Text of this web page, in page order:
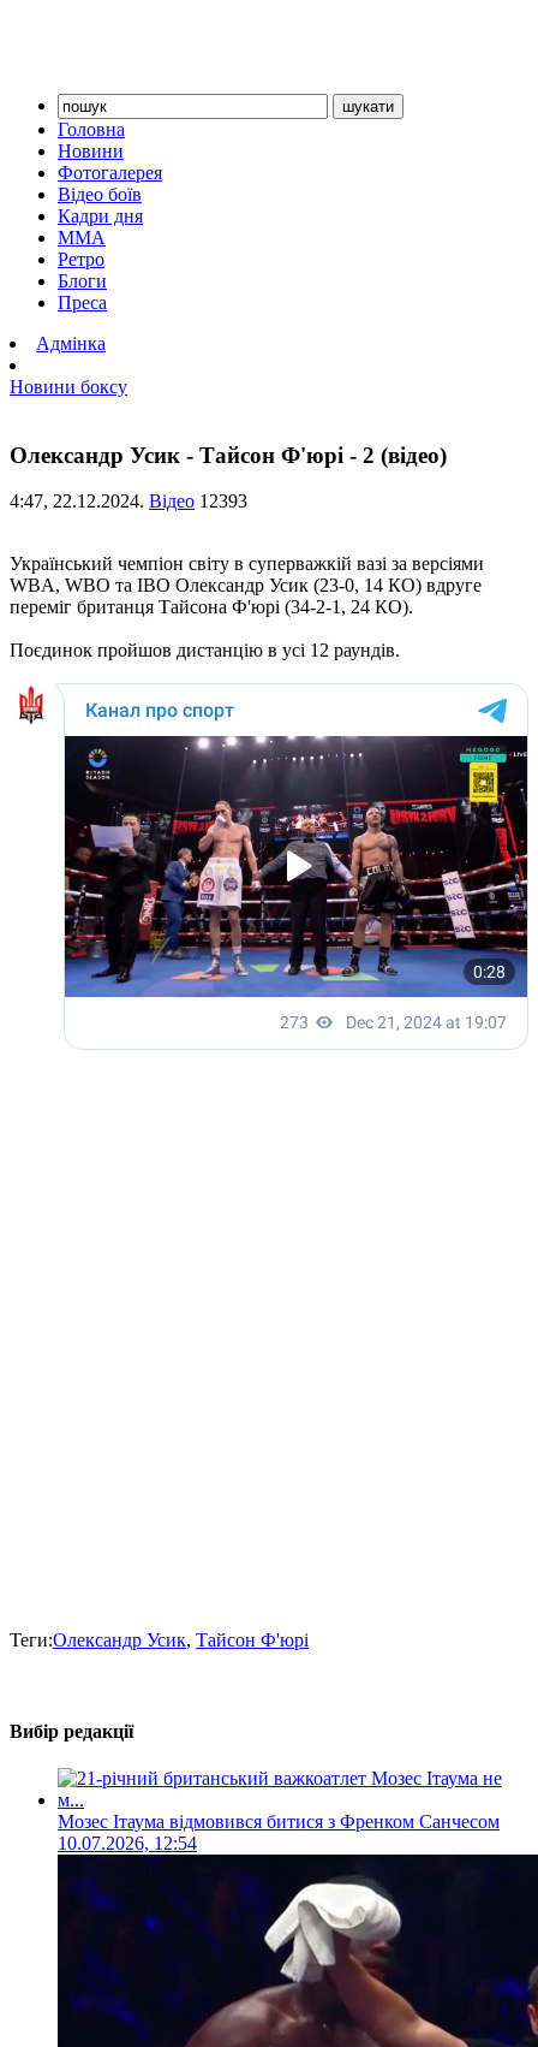
Головна
Новини
Фотогалерея
Відео боїв
Кадри дня
ММА
Ретро
Блоги
Преса
Адмінка
Новини боксу
Олександр Усик - Тайсон Ф'юрі - 2 (відео)
4:47, 22.12.2024. Відео 12393
Український чемпіон світу в суперважкій вазі за версіями
WBA, WBO та IBO Олександр Усик (23-0, 14 КО) вдруге
переміг британця Тайсона Ф'юрі (34-2-1, 24 КО).
Поєдинок пройшов дистанцію в усі 12 раундів.
Теги:Олександр Усик, Тайсон Ф'юрі
Вибір редакції
Мозес Ітаума відмовився битися з Френком Санчесом
10.07.2026, 12:54